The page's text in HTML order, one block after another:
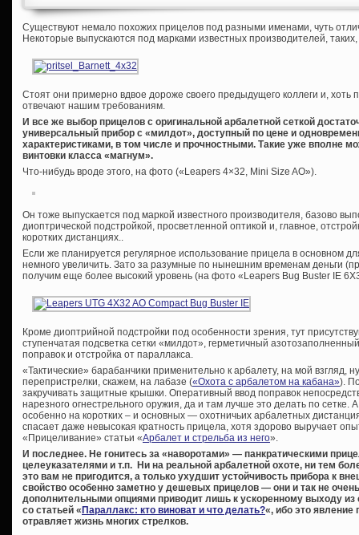
Существуют немало похожих прицелов под разными именами, чуть
Некоторые выпускаются под марками известных производителей, таких,
Стоят они примерно вдвое дороже своего предыдущего коллеги и,
отвечают нашим требованиям.
И все же выбор прицелов с оригинальной арбалетной сеткой
универсальный прибор с «милдот», доступный по цене и
характеристиками, в том числе и прочностными. Такие уже вполне
винтовки класса «магнум».
Что-нибудь вроде этого, на фото («Leapers 4×32, Mini Size AO»).
Он тоже выпускается под маркой известного производителя, базово
диоптрической подстройкой, просветленной оптикой и, главное,
коротких дистанциях..
Если же планируется регулярное использование прицела в основном
немного увеличить. Зато за разумные по нынешним временам деньги
получим еще более высокий уровень (на фото «Leapers Bug Buster IE
Кроме диоптрийной подстройки под особенности зрения, тут
ступенчатая подсветка сетки «милдот», герметичный
поправок и отстройка от параллакса.
«Тактические» барабанчики применительно к арбалету, на мой взгляд,
перепристрелки, скажем, на лабазе («Охота с арбалетом на кабана»).
закручивать защитные крышки. Оперативный ввод поправок
нарезного огнестрельного оружия, да и там лучше это делать по сетке.
особенно на коротких – и основных — охотничьих арбалетных
спасает даже невысокая кратность прицела, хотя здорово выручает
«Прицеливание» статьи «Арбалет и стрельба из него».
И последнее. Не гонитесь за «наворотами» — панкратическими
целеуказателями и т.п. Ни на реальной арбалетной охоте, ни тем
это вам не пригодится, а только ухудшит устойчивость прибора к
свойство особенно заметно у дешевых прицелов — они и так не
дополнительными опциями приводит лишь к ускоренному выходу
со статьей « Параллакс: кто виноват и что делать?«, ибо это
отравляет жизнь многих стрелков.